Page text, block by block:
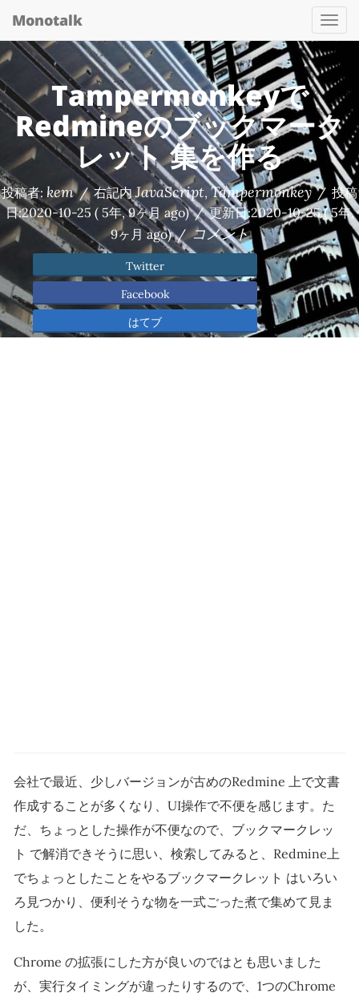
Monotalk
Tampermonkeyで
Redmineのブックマーク
レット 集を作る
投稿者: kem / 右記内JavaScript, Tampermonkey / 投稿
日:2020-10-25 ( 5年, 9ヶ月 ago) / 更新日:2020-10-25( 5年,
9ヶ月 ago) / コメント
Twitter
Facebook
はてブ
会社で最近、少しバージョンが古めのRedmine 上で文書
作成することが多くなり、UI操作で不便を感じます。た
だ、ちょっとした操作が不便なので、ブックマークレッ
ト で解消できそうに思い、検索してみると、Redmine上
でちょっとしたことをやるブックマークレット はいろい
ろ見つかり、便利そうな物を一式ごった煮で集めて見ま
した。
Chrome の拡張にした方が良いのではとも思いました
が、実行タイミングが違ったりするので、1つのChrome